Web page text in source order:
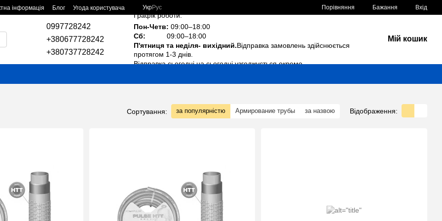
інформація Блог Угода користувача УкрРус Порівняння Бажання Вхід
0997728242
+380677728242
+380737728242
Графік роботи:
Пон-Четв: 09:00–18:00
Сб:
09:00–18:00
П'ятниця та неділя- вихідний.Відправка замовлень здійснюється
протягом 1-3 днів.
Відправка сьогодні на сьогодні узгоджується окремо.
Мій кошик
Сортування: за популярністю Армирование трубы за назвою Відображення: